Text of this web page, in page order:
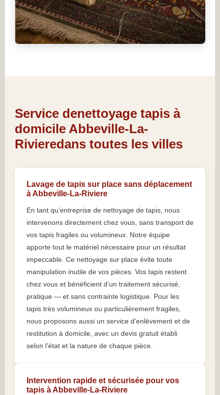
Service denettoyage tapis à
domicile Abbeville-La-
Rivieredans toutes les villes
Lavage de tapis sur place sans déplacement
à Abbeville-La-Riviere
En tant qu’entreprise de nettoyage de tapis, nous
intervenons directement chez vous, sans transport de
vos tapis fragiles ou volumineux. Notre équipe
apporte tout le matériel nécessaire pour un résultat
impeccable. Ce nettoyage sur place évite toute
manipulation inutile de vos pièces. Vos tapis restent
chez vous et bénéficient d’un traitement sécurisé,
pratique — et sans contrainte logistique. Pour les
tapis très volumineux ou particulièrement fragiles,
nous proposons aussi un service d’enlèvement et de
restitution à domicile, avec un devis gratuit établi
selon l’état et la nature de chaque pièce.
Intervention rapide et sécurisée pour vos
tapis à Abbeville-La-Riviere